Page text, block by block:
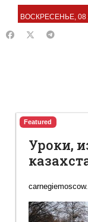
ВОСКРЕСЕНЬЕ, 08
Featured
Уроки,